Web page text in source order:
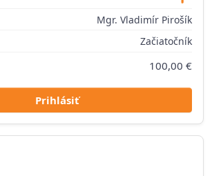
Mgr. Vladimír Pirošík
Začiatočník
100,00 €
Prihlásiť